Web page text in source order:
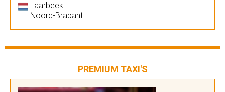
Laarbeek
Noord-Brabant
PREMIUM TAXI'S